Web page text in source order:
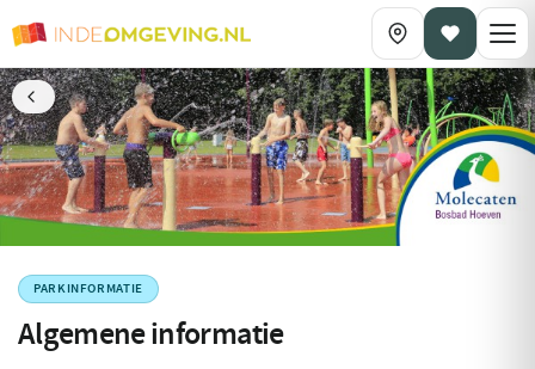
PARKINFORMATIE
Algemene informatie